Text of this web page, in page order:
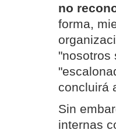
no
forma,
"nosotros
concluirá
Sin
internas